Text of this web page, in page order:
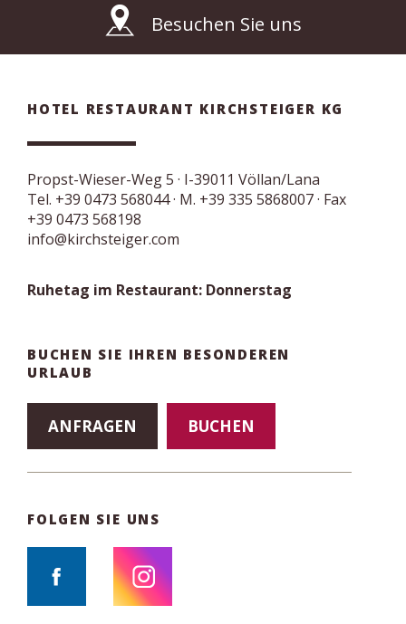
Besuchen Sie uns
HOTEL RESTAURANT KIRCHSTEIGER KG
Propst-Wieser-Weg 5 · I-39011 Völlan/Lana
Tel. +39 0473 568044· M. +39 335 5868007· Fax
+39 0473 568198
info@kirchsteiger.com
Ruhetag im Restaurant: Donnerstag
BUCHEN SIE IHREN BESONDEREN
URLAUB
ANFRAGEN BUCHEN
FOLGEN SIE UNS